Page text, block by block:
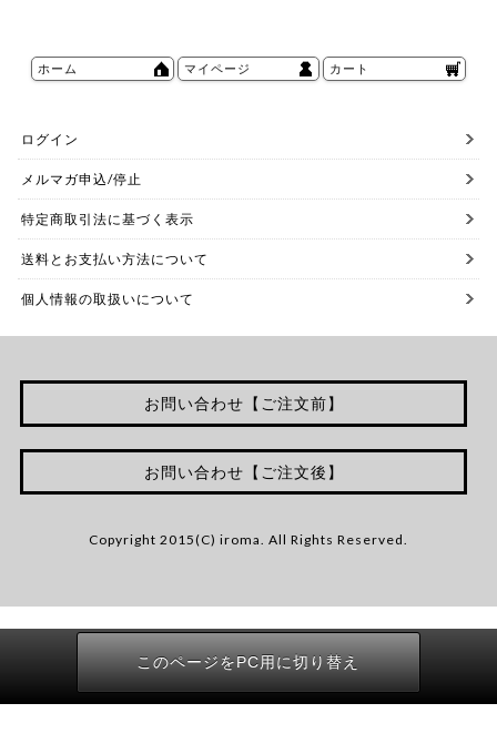
ホーム マイページ カート
ログイン
メルマガ申込/停止
特定商取引法に基づく表示
送料とお支払い方法について
個人情報の取扱いについて
お問い合わせ【ご注文前】
お問い合わせ【ご注文後】
Copyright 2015(C) iroma. All Rights Reserved.
このページをPC用に切り替え